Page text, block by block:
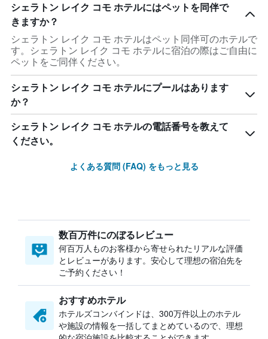
シェラトン レイク コモ ホテルにはペットを同伴で
きますか？
シェラトン レイク コモ ホテルはペット同伴可のホテルで
す。シェラトン レイク コモ ホテルに宿泊の際はご自由に
ペットをご同伴ください。
シェラトン レイク コモ ホテルにプールはあります
か？
シェラトン レイク コモ ホテルの電話番号を教えて
ください。
よくある質問 (FAQ) をもっと見る
数百万件にのぼるレビュー
何百万人ものお客様から寄せられたリアルな評価
とレビューがあります。安心して理想の宿泊先を
ご予約ください！
おすすめホテル
ホテルズコンバインドは、300万件以上のホテル
や施設の情報を一括してまとめているので、理想